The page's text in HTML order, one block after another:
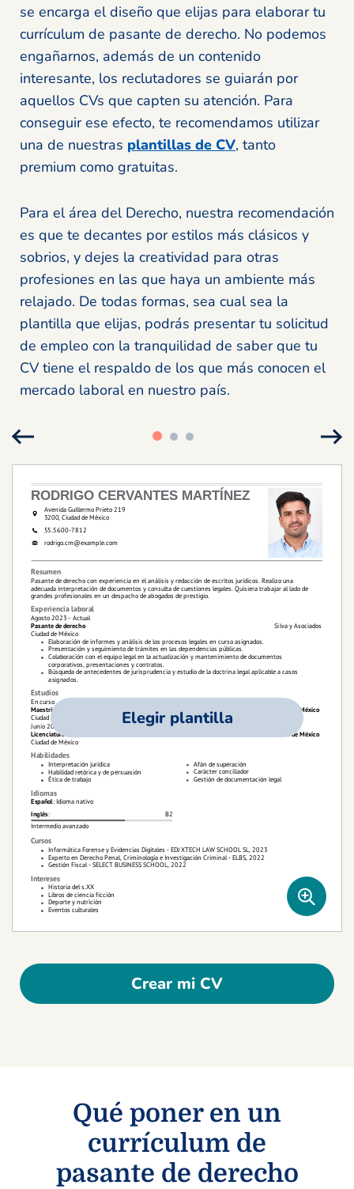
se encarga el diseño que elijas para elaborar tu
currículum de pasante de derecho. No podemos
engañarnos, además de un contenido
interesante, los reclutadores se guiarán por
aquellos CVs que capten su atención. Para
conseguir ese efecto, te recomendamos utilizar
una de nuestras plantillas de CV, tanto
premium como gratuitas.
Para el área del Derecho, nuestra recomendación
es que te decantes por estilos más clásicos y
sobrios, y dejes la creatividad para otras
profesiones en las que haya un ambiente más
relajado. De todas formas, sea cual sea la
plantilla que elijas, podrás presentar tu solicitud
de empleo con la tranquilidad de saber que tu
CV tiene el respaldo de los que más conocen el
mercado laboral en nuestro país.
Elegir plantilla
Crear mi CV
Qué poner en un
currículum de
pasante de derecho